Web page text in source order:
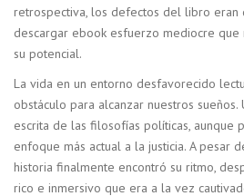
retrospectiva, los defectos del libro eran
descargar ebook esfuerzo mediocre
su potencial.
La vida en un entorno desfavorecido
obstáculo para alcanzar nuestros
escrita de las filosofías políticas, aunque
enfoque más actual a la justicia. A pesar
historia finalmente encontró su ritmo,
rico e inmersivo que era a la vez